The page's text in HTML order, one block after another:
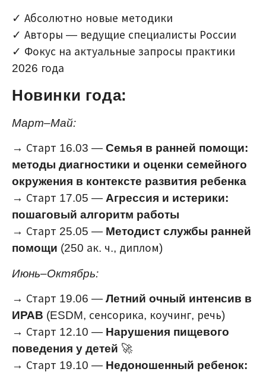
✓ Абсолютно новые методики
✓ Авторы — ведущие специалисты России
✓ Фокус на актуальные запросы практики
2026 года
Новинки года:
Март–Май:
→ Старт 16.03 — Семья в ранней помощи:
методы диагностики и оценки семейного
окружения в контексте развития ребенка
→ Старт 17.05 — Агрессия и истерики:
пошаговый алгоритм работы
→ Старт 25.05 — Методист службы ранней
помощи (250 ак. ч., диплом)
Июнь–Октябрь:
→ Старт 19.06 — Летний очный интенсив в
ИРАВ (ESDM, сенсорика, коучинг, речь)
→ Старт 12.10 — Нарушения пищевого
поведения у детей 🚀
→ Старт 19.10 — Недоношенный ребенок: